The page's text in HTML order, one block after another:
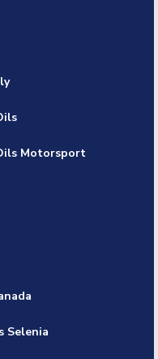
Motorsport
Selenia